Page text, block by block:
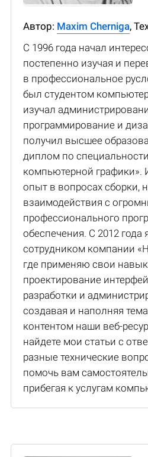
Автор: Maxim Cherniga,
С 1996 года начал
постепенно изучая и
в профессиональное
был студентом
изучал
программирование и
получил высшее
диплом по
компьютерной
опыт в вопросах сборки,
взаимодействия с
профессионального
обеспечения. С 2012 года
сотрудником компании
где применяю свои
проектирование
разработки и
создавая и наполняя
контентом наши веб-
найдете мои статьи с
разные технические
помочь вам
прибегая к услугам